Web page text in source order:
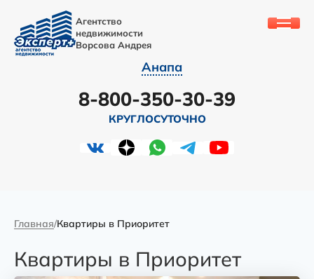
Агентство
недвижимости
Ворсова Андрея
Анапа
8-800-350-30-39
КРУГЛОСУТОЧНО
Главная Квартиры в Приоритет
Квартиры в Приоритет